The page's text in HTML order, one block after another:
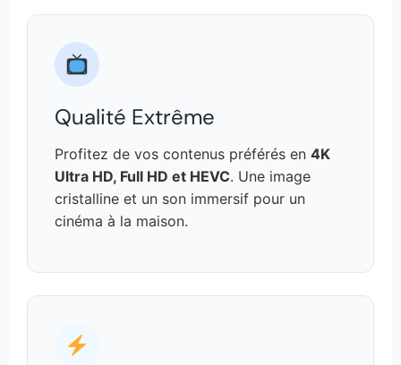
Qualité Extrême
Profitez de vos contenus préférés en 4K
Ultra HD, Full HD et HEVC. Une image
cristalline et un son immersif pour un
cinéma à la maison.